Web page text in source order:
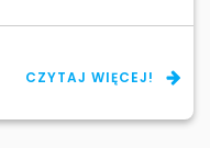
CZYTAJ WIĘCEJ!